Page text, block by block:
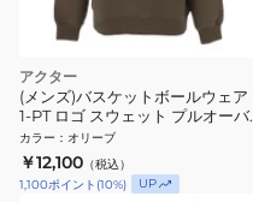
アクター
(メンズ)バスケットボールウェア
1-PT ロゴ スウェット プルオーバ
ー フーディ 225-023010 OL
カラー ： オリーブ
￥12,100 （税込）
1,100ポイント (10%) UP